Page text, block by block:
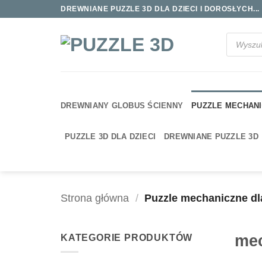
DREWNIANE PUZZLE 3D DLA DZIECI I DOROSŁYCH...
produktów
DREWNIANY GLOBUS ŚCIENNY PUZZLE
PUZZLE 3D DLA DZIECI DREWNIANE PUZZLE 3D
Strona główna / Puzzle mechaniczne
KATEGORIE PRODUKTÓW